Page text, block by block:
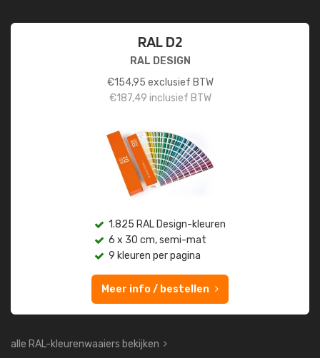
RAL D2
RAL DESIGN
€154,95 exclusief BTW
€187,49 inclusief BTW
1.825 RAL Design-kleuren
6 x 30 cm, semi-mat
9 kleuren per pagina
Meer info / bestellen
alle RAL-kleurenwaaiers bekijken